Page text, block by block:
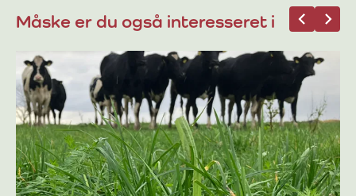
Måske er du også interesseret i